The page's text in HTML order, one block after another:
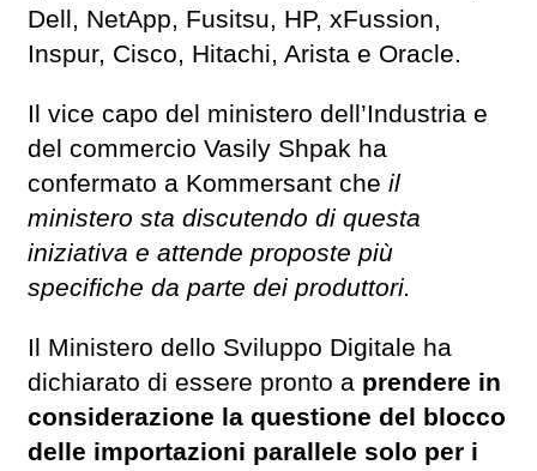
Dell, NetApp, Fusitsu, HP, xFussion,
Inspur, Cisco, Hitachi, Arista e Oracle.
Il vice capo del ministero dell’Industria e
del commercio Vasily Shpak ha
confermato a Kommersant che il
ministero sta discutendo di questa
iniziativa e attende proposte più
specifiche da parte dei produttori.
Il Ministero dello Sviluppo Digitale ha
dichiarato di essere pronto a prendere in
considerazione la questione del blocco
delle importazioni parallele solo per i